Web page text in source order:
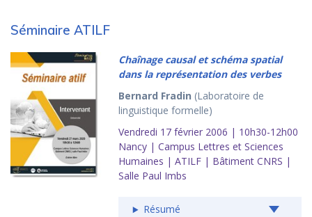
Séminaire ATILF
Chaînage causal et schéma spatial
dans la représentation des verbes
Bernard Fradin (Laboratoire de
linguistique formelle)
Vendredi 17 février 2006 | 10h30-12h00
Nancy | Campus Lettres et Sciences
Humaines | ATILF | Bâtiment CNRS |
Salle Paul Imbs
Résumé